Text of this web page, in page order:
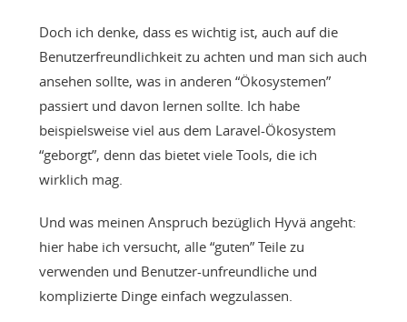
Doch ich denke, dass es wichtig ist, auch auf die
Benutzerfreundlichkeit zu achten und man sich auch
ansehen sollte, was in anderen “Ökosystemen”
passiert und davon lernen sollte. Ich habe
beispielsweise viel aus dem Laravel-Ökosystem
“geborgt”, denn das bietet viele Tools, die ich
wirklich mag.
Und was meinen Anspruch bezüglich Hyvä angeht:
hier habe ich versucht, alle “guten” Teile zu
verwenden und Benutzer-unfreundliche und
komplizierte Dinge einfach wegzulassen.